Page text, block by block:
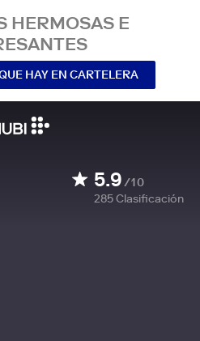
HERMOSAS E
HAY EN CARTELERA
5.9/10
285Clasificación